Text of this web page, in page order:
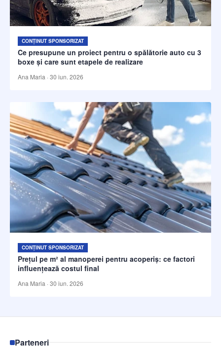
CONȚINUT SPONSORIZAT
Ce presupune un proiect pentru o spălătorie auto cu 3
boxe și care sunt etapele de realizare
Ana Maria · 30 iun. 2026
CONȚINUT SPONSORIZAT
Prețul pe m² al manoperei pentru acoperiș: ce factori
influențează costul final
Ana Maria · 30 iun. 2026
Parteneri